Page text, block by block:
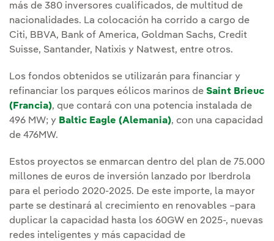
más de 380 inversores cualificados, de multitud de
nacionalidades. La colocación ha corrido a cargo de
Citi, BBVA, Bank of America, Goldman Sachs, Credit
Suisse, Santander, Natixis y Natwest, entre otros.
Los fondos obtenidos se utilizarán para financiar y
refinanciar los parques eólicos marinos de Saint Brieuc
(Francia), que contará con una potencia instalada de
496 MW; y Baltic Eagle (Alemania), con una capacidad
de 476MW.
Estos proyectos se enmarcan dentro del plan de 75.000
millones de euros de inversión lanzado por Iberdrola
para el periodo 2020-2025. De este importe, la mayor
parte se destinará al crecimiento en renovables –para
duplicar la capacidad hasta los 60GW en 2025-, nuevas
redes inteligentes y más capacidad de